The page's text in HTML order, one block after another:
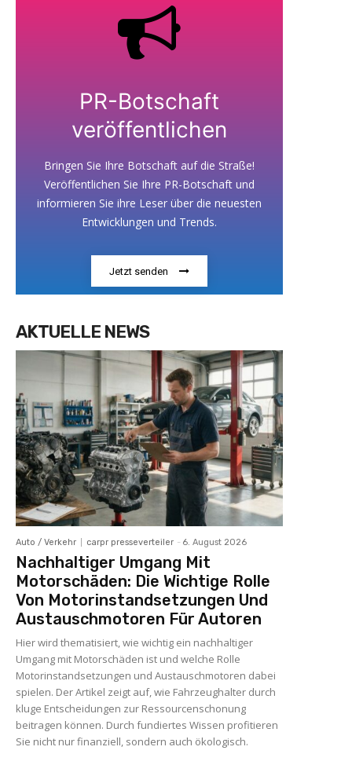
PR-Botschaft
veröffentlichen
Bringen Sie Ihre Botschaft auf die Straße!
Veröffentlichen Sie Ihre PR-Botschaft und
informieren Sie ihre Leser über die neuesten
Entwicklungen und Trends.
Jetzt senden
AKTUELLE NEWS
Auto / Verkehr carpr presseverteiler - 6. August 2026
Nachhaltiger Umgang Mit
Motorschäden: Die Wichtige Rolle
Von Motorinstandsetzungen Und
Austauschmotoren Für Autoren
Hier wird thematisiert, wie wichtig ein nachhaltiger
Umgang mit Motorschäden ist und welche Rolle
Motorinstandsetzungen und Austauschmotoren dabei
spielen. Der Artikel zeigt auf, wie Fahrzeughalter durch
kluge Entscheidungen zur Ressourcenschonung
beitragen können. Durch fundiertes Wissen profitieren
Sie nicht nur finanziell, sondern auch ökologisch.